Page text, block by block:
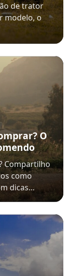
de trator
modelo, o
O
Compartilho
como
dicas…